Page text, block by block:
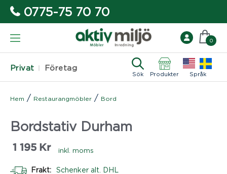
0775-75 70 70
Privat Företag
Sök Produkter Språk
0
Hem / Restaurangmöbler / Bord
Bordstativ Durham
1 195 Kr inkl. moms
Frakt: Schenker alt. DHL